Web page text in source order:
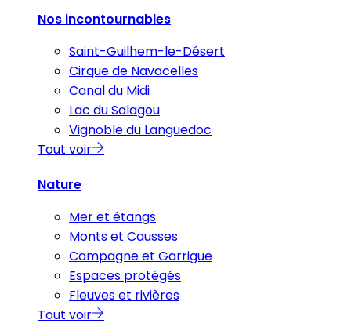
Nos incontournables
Saint-Guilhem-le-Désert
Cirque de Navacelles
Canal du Midi
Lac du Salagou
Vignoble du Languedoc
Tout voir
Nature
Mer et étangs
Monts et Causses
Campagne et Garrigue
Espaces protégés
Fleuves et rivières
Tout voir